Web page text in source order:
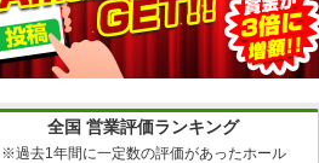
全国 営業評価ランキング
※過去1年間に一定数の評価があったホール